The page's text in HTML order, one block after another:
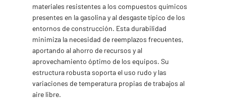
materiales resistentes a los compuestos químicos
presentes en la gasolina y al desgaste típico de los
entornos de construcción. Esta durabilidad
minimiza la necesidad de reemplazos frecuentes,
aportando al ahorro de recursos y al
aprovechamiento óptimo de los equipos. Su
estructura robusta soporta el uso rudo y las
variaciones de temperatura propias de trabajos al
aire libre.